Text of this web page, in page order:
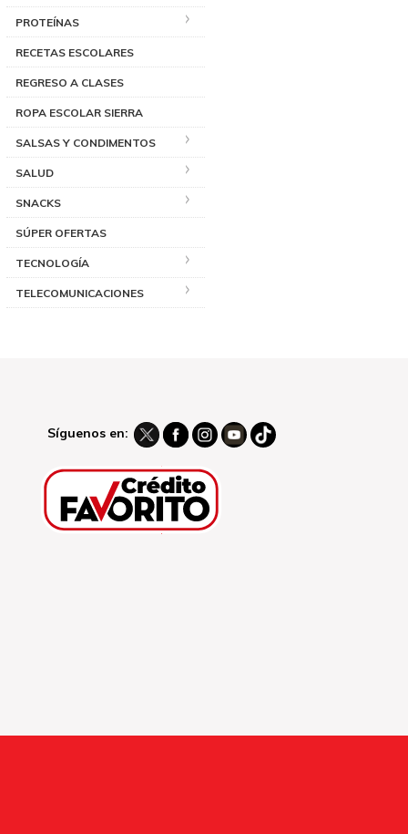
PROTEÍNAS
RECETAS ESCOLARES
REGRESO A CLASES
ROPA ESCOLAR SIERRA
SALSAS Y CONDIMENTOS
SALUD
SNACKS
SÚPER OFERTAS
TECNOLOGÍA
TELECOMUNICACIONES
Síguenos en: